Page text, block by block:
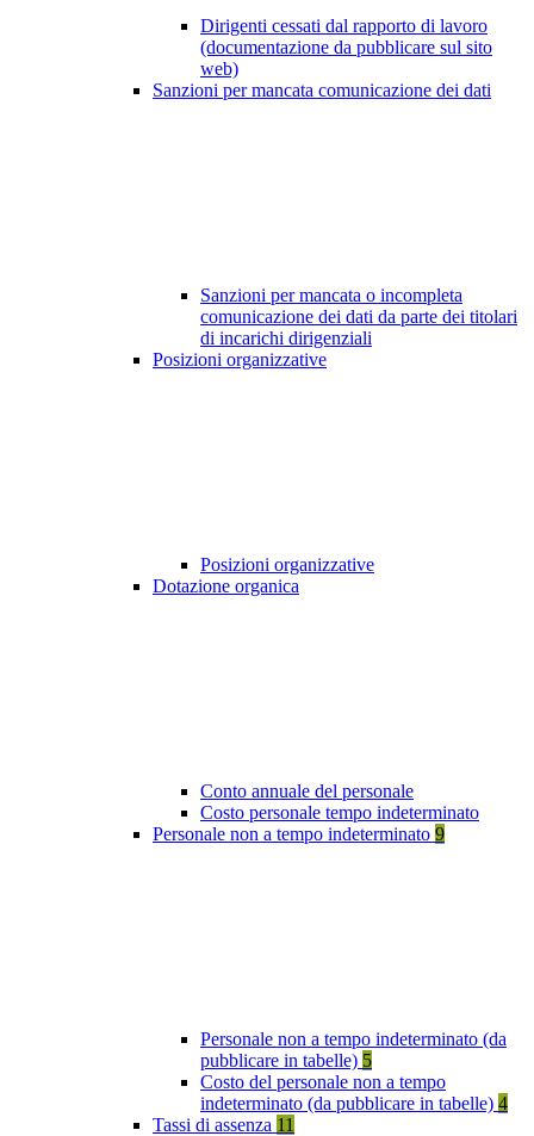
Dirigenti cessati dal rapporto di lavoro
(documentazione da pubblicare sul sito
web)
Sanzioni per mancata comunicazione dei dati
Sanzioni per mancata o incompleta
comunicazione dei dati da parte dei titolari
di incarichi dirigenziali
Posizioni organizzative
Posizioni organizzative
Dotazione organica
Conto annuale del personale
Costo personale tempo indeterminato
Personale non a tempo indeterminato 9
Personale non a tempo indeterminato (da
pubblicare in tabelle) 5
Costo del personale non a tempo
indeterminato (da pubblicare in tabelle) 4
Tassi di assenza 11